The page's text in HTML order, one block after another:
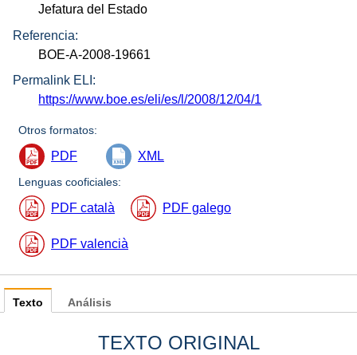
Jefatura del Estado
Referencia:
BOE-A-2008-19661
Permalink ELI:
https://www.boe.es/eli/es/l/2008/12/04/1
Otros formatos:
PDF XML
Lenguas cooficiales:
PDF català PDF galego
PDF valencià
Texto
TEXTO ORIGINAL
Análisis